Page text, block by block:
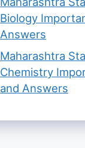
Biology
Answers
Maharashtra
Chemistry
and Answers